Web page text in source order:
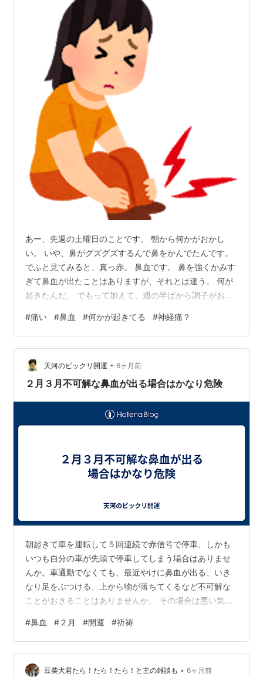
あー、先週の土曜日のことです。 朝から何かがおかし
い。 いや、鼻がグズグズするんで鼻をかんでたんです。
でふと見てみると、真っ赤。 鼻血です。 鼻を強くかみす
ぎて鼻血が出たことはありますが、それとは違う。 何が
起きたんだ。 でもって加えて、週の半ばから調子がおか
の次の日は少し痛むだけだったのが、だんだん痛みが増
して。 テーピングして教えに行く羽目に。 いや歩いてる
だけなら特に、伸ばしても特に。 しかし足首縮めたり、
触ったりすると痛いんです＞＜ またそれに加えて、普段
ならキネシオテーピングしても、皮膚に問題は出ない。
#痛い #鼻血 #何かが起きてる #神経痛？
天河のビックリ開運 • 6ヶ月前
２月３月不可解な鼻血が出る場合はかなり危険
朝起きて車を運転して５回連続で赤信号で停車、しかも
いつも自分の車が先頭で停車してしまう場合はありませ
んか。車通勤でなくても、最近やけに鼻血が出る、いき
なり足をぶつける、上から物が落ちてくるなど不可解な
ことがおきることはありませんか。 その場合は悪い気
れがあります。要注意です。 とくに、２月３月にそうい
うことがある場合は極めて危険です。 そのまま会社に行
ってもろくなことがなく、不運なこと、理不尽なこと、
事件事故トラブルがおきるおそれがあります。 というの
#鼻血 #２月 #開運 #祈祷
豆柴犬君たら！たら！たら！と主の雑談も • 6ヶ月前